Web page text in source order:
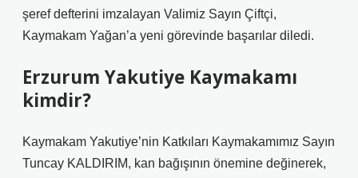
şeref defterini imzalayan Valimiz Sayın Çiftçi,
Kaymakam Yağan’a yeni görevinde başarılar diledi.
Erzurum Yakutiye Kaymakamı
kimdir?
Kaymakam Yakutiye’nin Katkıları Kaymakamımız Sayın
Tuncay KALDIRIM, kan bağışının önemine değinerek,